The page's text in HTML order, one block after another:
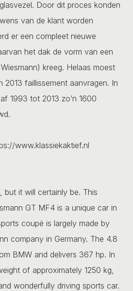
Door dit proces konden
van de klant worden
er een compleet nieuwe
het dak de vorm van een
kreeg. Helaas moest
2013 faillissement aanvragen. In
1993 tot 2013 zo’n 1600
www.klassiekaktief.nl
but it will certainly be. This
GT MF4 is a unique car in
coupé is largely made by
company in Germany. The 4.8
BMW and delivers 367 hp. In
of approximately 1250 kg,
wonderfully driving sports car.